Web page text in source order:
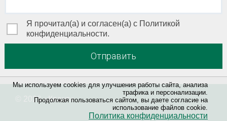
Мы используем cookies для улучшения работы сайта, анализа
трафика и персонализации.
Продолжая пользоваться сайтом, вы даете согласие на
использование файлов cookie.
Политика конфиденциальности
Я прочитал(а) и согласен(а) с Политикой
конфиденциальности.
Отправить
© 2026 «Квант »